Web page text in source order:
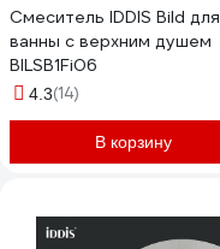
Смеситель IDDIS Bild для
ванны с верхним душем
BILSB1Fi06
4.3(14)
В корзину